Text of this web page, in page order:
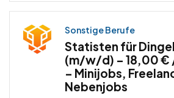
Sonstige Berufe
Statisten für
(m/w/d) – 18,00 €
– Minijobs,
Nebenjobs